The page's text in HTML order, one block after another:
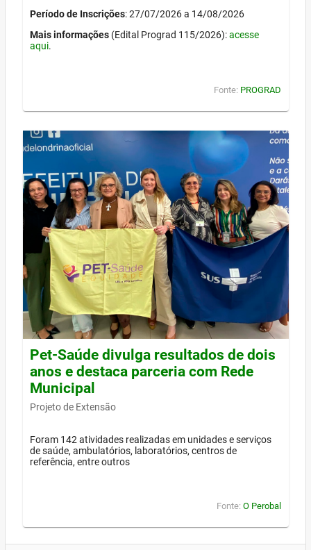
Período de Inscrições: 27/07/2026 a 14/08/2026
Mais informações (Edital Prograd 115/2026):acesse
aqui.
Fonte: PROGRAD
Pet-Saúde divulga resultados de dois
anos e destaca parceria com Rede
Municipal
Projeto de Extensão
Foram 142 atividades realizadas em unidades e serviços
de saúde, ambulatórios, laboratórios, centros de
referência, entre outros
Fonte: O Perobal